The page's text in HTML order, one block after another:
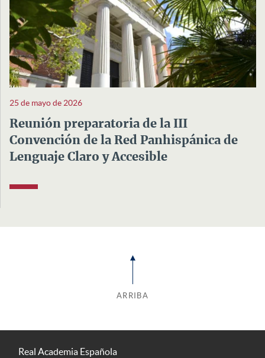
25 de mayo de 2026
Reunión preparatoria de la III
Convención de la Red Panhispánica de
Lenguaje Claro y Accesible
ARRIBA
Real Academia Española